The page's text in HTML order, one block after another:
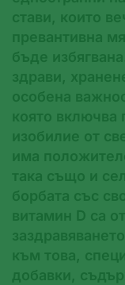
стави, които
превантивна
бъде
здрави,
особена
която
изобилие от
има
така също и
борбата със
витамин D са
към това,
добавки,